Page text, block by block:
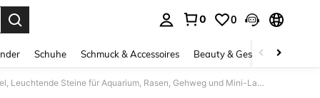
0 0
Schuhe Schmuck & Accessoires Beauty & Gesundheit
300/1000 Stück Leuchtende Gartenkiesel, Leuchtende Steine für Aquarium, Rasen, Gehweg und Mini-Landschaft DIY, Bunte Leuchtende Kies, Geeignet für Garten, Hochzeit, Sommer und Bonsai Außen Dekoration